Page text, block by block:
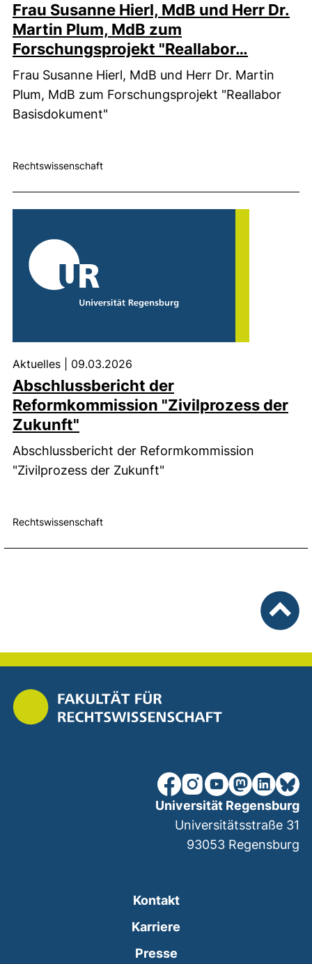
Frau Susanne Hierl, MdB und Herr Dr.
Martin Plum, MdB zum
Forschungsprojekt "Reallabor…
Frau Susanne Hierl, MdB und Herr Dr. Martin
Plum, MdB zum Forschungsprojekt "Reallabor
Basisdokument"
Rechtswissenschaft
Abschlussbericht der
Reformkommission "Zivilprozess der
Zukunft"
Aktuelles 09.03.2026
Abschlussbericht der Reformkommission
"Zivilprozess der Zukunft"
Rechtswissenschaft
unsere Facebook-Seite
unsere Instagram-
unsere YouTube-
unsereunsere
Kontakt
Karriere
Presse
Universität Regensburg
Universitätsstraße 31
93053 Regensburg